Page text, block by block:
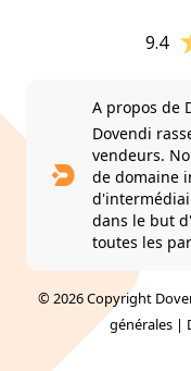
9.4
A propos de
Dovendi
vendeurs.
de domaine
dans le but
toutes les
© 2026 Copyright
générales |